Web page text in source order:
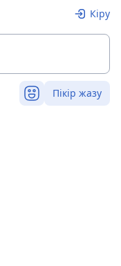
Кіру
Пікір жазу